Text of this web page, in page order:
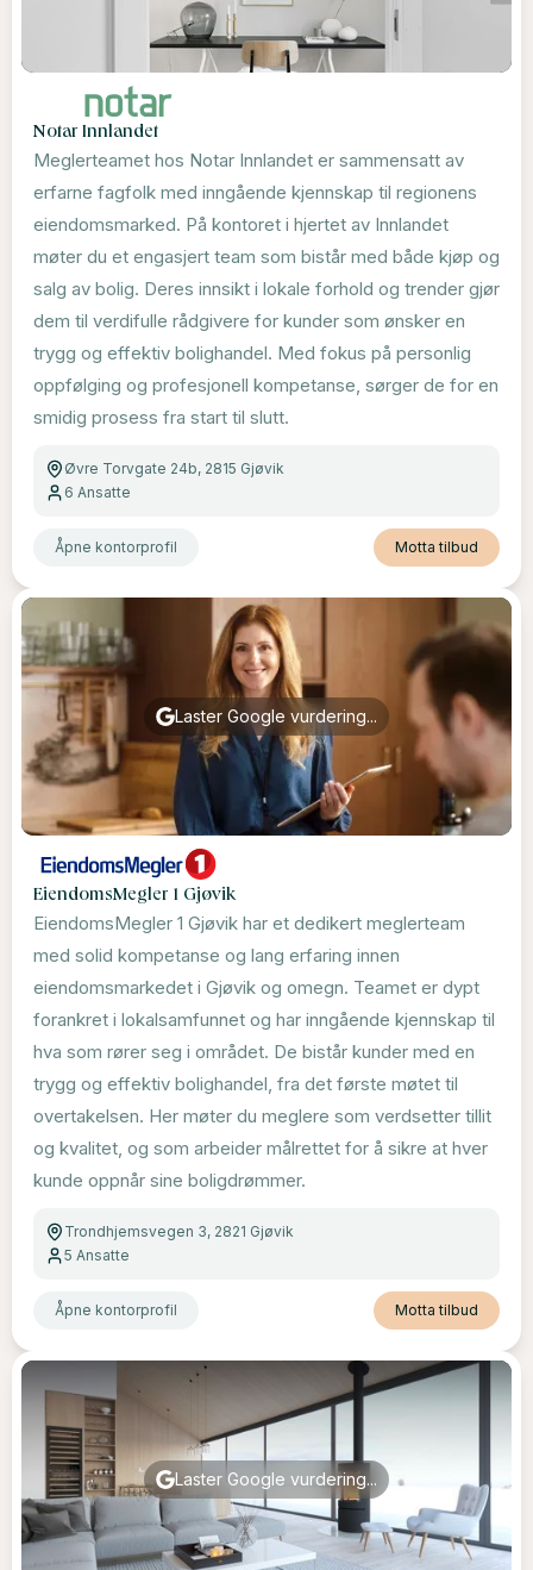
Notar Innlandet
Meglerteamet hos Notar Innlandet er sammensatt av
erfarne fagfolk med inngående kjennskap til regionens
eiendomsmarked. På kontoret i hjertet av Innlandet
møter du et engasjert team som bistår med både kjøp og
salg av bolig. Deres innsikt i lokale forhold og trender gjør
dem til verdifulle rådgivere for kunder som ønsker en
trygg og effektiv bolighandel. Med fokus på personlig
oppfølging og profesjonell kompetanse, sørger de for en
smidig prosess fra start til slutt.
Øvre Torvgate 24b, 2815 Gjøvik
6 Ansatte
Åpne kontorprofil Motta tilbud
Laster Google vurdering...
EiendomsMegler 1 Gjøvik
EiendomsMegler 1 Gjøvik har et dedikert meglerteam
med solid kompetanse og lang erfaring innen
eiendomsmarkedet i Gjøvik og omegn. Teamet er dypt
forankret i lokalsamfunnet og har inngående kjennskap til
hva som rører seg i området. De bistår kunder med en
trygg og effektiv bolighandel, fra det første møtet til
overtakelsen. Her møter du meglere som verdsetter tillit
og kvalitet, og som arbeider målrettet for å sikre at hver
kunde oppnår sine boligdrømmer.
Trondhjemsvegen 3, 2821 Gjøvik
5 Ansatte
Åpne kontorprofil Motta tilbud
Laster Google vurdering...